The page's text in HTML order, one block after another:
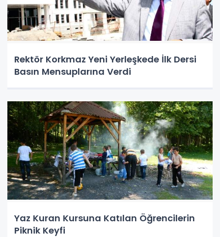
Rektör Korkmaz Yeni Yerleşkede İlk Dersi
Basın Mensuplarına Verdi
Yaz Kuran Kursuna Katılan Öğrencilerin
Piknik Keyfi